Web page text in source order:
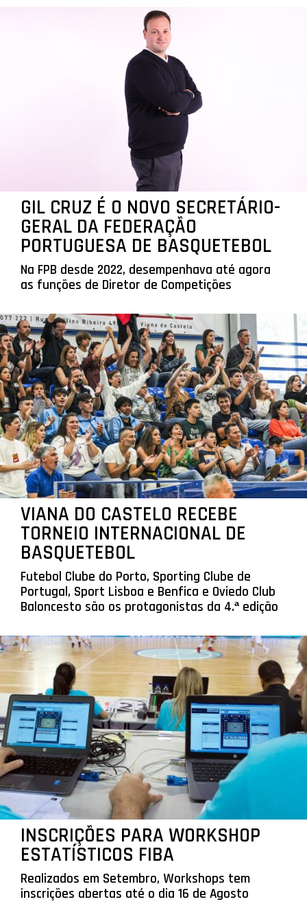
GIL CRUZ É O NOVO SECRETÁRIO-
GERAL DA FEDERAÇÃO
PORTUGUESA DE BASQUETEBOL
Na FPB desde 2022, desempenhava até agora
as funções de Diretor de Competições
VIANA DO CASTELO RECEBE
TORNEIO INTERNACIONAL DE
BASQUETEBOL
Futebol Clube do Porto, Sporting Clube de
Portugal, Sport Lisboa e Benfica e Oviedo Club
Baloncesto são os protagonistas da 4.ª edição
INSCRIÇÕES PARA WORKSHOP
ESTATÍSTICOS FIBA
Realizados em Setembro, Workshops tem
inscrições abertas até o dia 16 de Agosto